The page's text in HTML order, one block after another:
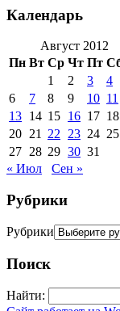
Календарь
Август 2012
Пн Вт Ср Чт Пт
1
2 3 4
6
7 8 9 10 11
13 14 15 16 17 18
20 21 22 23 24 25
27 28 29 30 31
« Июл
Сен »
Рубрики
Рубрики
Поиск
Найти: